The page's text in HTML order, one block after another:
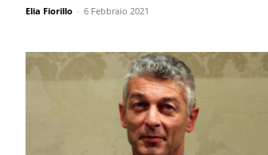
Elia Fiorillo - 6 Febbraio 2021